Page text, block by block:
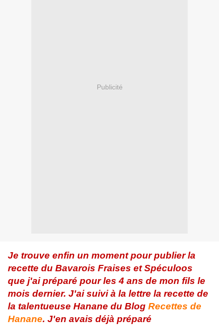
Publicité
Je trouve enfin un moment pour publier la
recette du Bavarois Fraises et Spéculoos
que j'ai préparé pour les 4 ans de mon fils le
mois dernier. J'ai suivi à la lettre la recette de
la talentueuse Hanane du Blog Recettes de
Hanane. J'en avais déjà préparé